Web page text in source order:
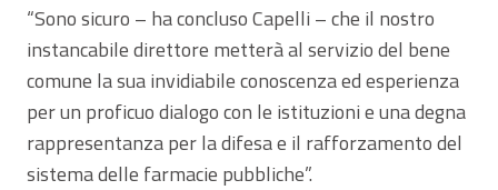
“Sono sicuro – ha concluso Capelli – che il nostro
instancabile direttore metterà al servizio del bene
comune la sua invidiabile conoscenza ed esperienza
per un proficuo dialogo con le istituzioni e una degna
rappresentanza per la difesa e il rafforzamento del
sistema delle farmacie pubbliche”.